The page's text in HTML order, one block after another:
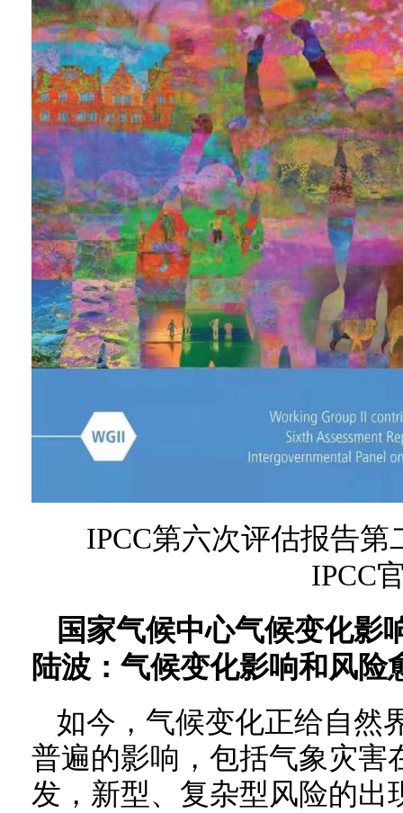
IPCC第六次评估报告
IPCC
国家气候中心气候变化影
陆波：气候变化影响和风险
如今，气候变化正给自然
普遍的影响，包括气象灾害
发，新型、复杂型风险的出